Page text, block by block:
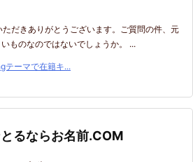
だきありがとうございます。ご質問の件、元
ものなのではないでしょうか。 ...
テーマで在籍キ...
とるならお名前.COM